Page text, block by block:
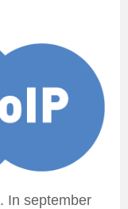
In september